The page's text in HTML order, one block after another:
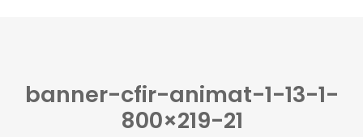
banner-cfir-animat-1-13-1-
800×219-21